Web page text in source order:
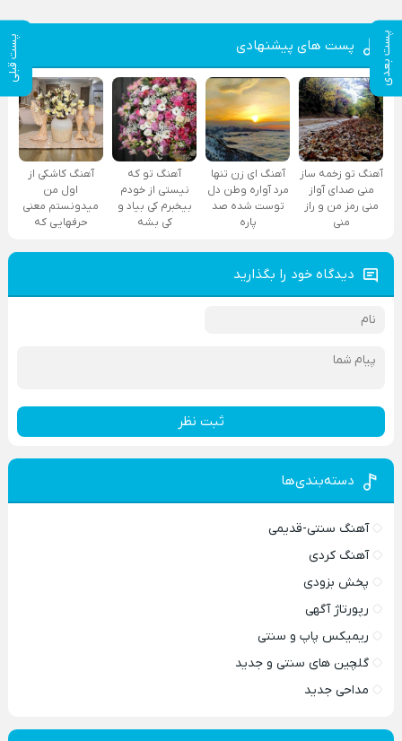
پست بعدی پست قبلی پست های پیشنهادی
آهنگ تو زخمه ساز
منی صدای آواز
منی رمز من و راز
منی
آهنگ ای زن تنها
مرد آواره وطن دل
توست شده صد
پاره
آهنگ تو که
نیستی از خودم
بیخبرم کی بیاد و
کی بشه
آهنگ کاشکی از
اول من
میدونستم معنی
حرفهایی که
دیدگاه خود را بگذارید
ثبت نظر
دسته‌بندی‌ها
آهنگ سنتی-قدیمی
آهنگ کردی
پخش بزودی
رپورتاژ آگهی
ریمیکس پاپ و سنتی
گلچین های سنتی و جدید
مداحی جدید